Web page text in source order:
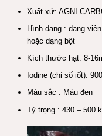
Xuất xứ: AGNI
Hình dạng : dạng
hoặc dạng bột
Kích thước hạt: 8-
Iodine (chỉ số iốt):
Màu sắc : Màu đen
Tỷ trọng : 430 – 500